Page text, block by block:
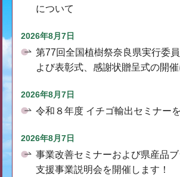
について
2026年8月7日
第77回全国植樹祭奈良県実行委
よび表彰式、感謝状贈呈式の開
2026年8月7日
令和８年度 イチゴ輸出セミナー
2026年8月7日
事業改善セミナーおよび県産品
支援事業説明会を開催します！